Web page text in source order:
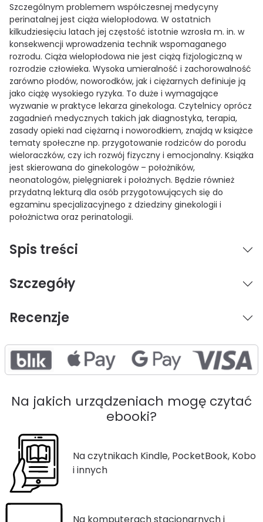
Szczególnym problemem współczesnej medycyny
perinatalnej jest ciąża wielopłodowa. W ostatnich
kilkudziesięciu latach jej częstość istotnie wzrosła m. in. w
konsekwencji wprowadzenia technik wspomaganego
rozrodu. Ciąża wielopłodowa nie jest ciążą fizjologiczną w
rozrodzie człowieka. Wysoka umieralność i zachorowalność
zarówno płodów, noworodków, jak i ciężarnych definiuje ją
jako ciążę wysokiego ryzyka. To duże i wymagające
wyzwanie w praktyce lekarza ginekologa. Czytelnicy oprócz
zagadnień medycznych takich jak diagnostyka, terapia,
zasady opieki nad ciężarną i noworodkiem, znajdą w książce
tematy społeczne np. przygotowanie rodziców do porodu
wieloraczków, czy ich rozwój fizyczny i emocjonalny. Książka
jest skierowana do ginekologów – położników,
neonatologów, pielęgniarek i położnych. Będzie również
przydatną lekturą dla osób przygotowujących się do
egzaminu specjalizacyjnego z dziedziny ginekologii i
położnictwa oraz perinatologii.
Spis treści
Szczegóły
Recenzje
Na jakich urządzeniach mogę czytać
ebooki?
Na czytnikach Kindle, PocketBook, Kobo
i innych
Na komputerach stacjonarnych i